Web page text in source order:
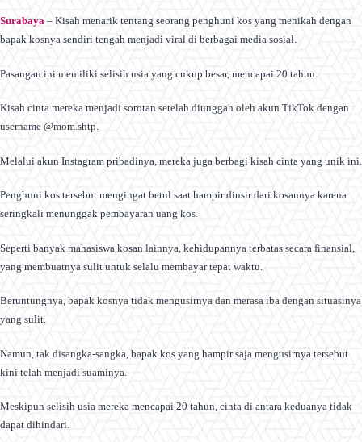
Surabaya – Kisah menarik tentang seorang penghuni kos yang menikah dengan
bapak kosnya sendiri tengah menjadi viral di berbagai media sosial.
Pasangan ini memiliki selisih usia yang cukup besar, mencapai 20 tahun.
Kisah cinta mereka menjadi sorotan setelah diunggah oleh akun TikTok dengan
username @mom.shtp.
Melalui akun Instagram pribadinya, mereka juga berbagi kisah cinta yang unik ini.
Penghuni kos tersebut mengingat betul saat hampir diusir dari kosannya karena
seringkali menunggak pembayaran uang kos.
Seperti banyak mahasiswa kosan lainnya, kehidupannya terbatas secara finansial,
yang membuatnya sulit untuk selalu membayar tepat waktu.
Beruntungnya, bapak kosnya tidak mengusirnya dan merasa iba dengan situasinya
yang sulit.
Namun, tak disangka-sangka, bapak kos yang hampir saja mengusirnya tersebut
kini telah menjadi suaminya.
Meskipun selisih usia mereka mencapai 20 tahun, cinta di antara keduanya tidak
dapat dihindari.